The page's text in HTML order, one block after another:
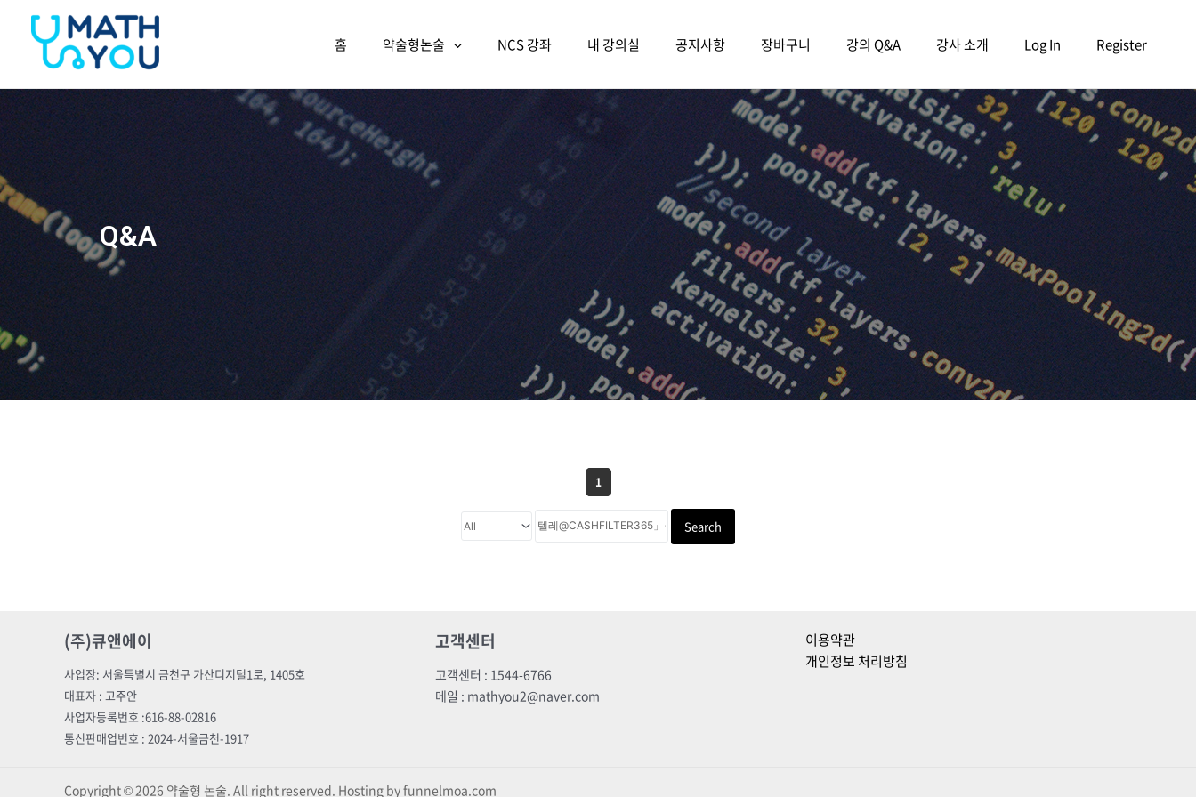
건너뛰기
홈 약술형논술 NCS 강좌 내 강의실 공지사항 장바구니 강의 Q&A 강사 소개 Log In Register
Q&A
1
Search
(주)큐앤에이
사업장: 서울특별시 금천구 가산디지털1로, 1405호
대표자 : 고주안
사업자등록번호 :616-88-02816
통신판매업번호 : 2024-서울금천-1917
고객센터
고객센터 : 1544-6766
메일 : mathyou2@naver.com
이용약관
개인정보 처리방침
Copyright © 2026 약술형 논술. All right reserved. Hosting by funnelmoa.com